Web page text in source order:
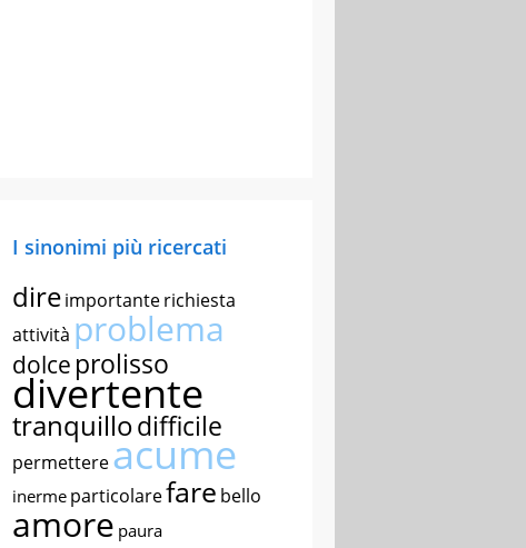
I sinonimi più ricercati
direimportanterichiesta
attività problema
dolce prolisso
divertente
tranquillodifficile
permettereacume
inerme particolarefare bello
amore paura